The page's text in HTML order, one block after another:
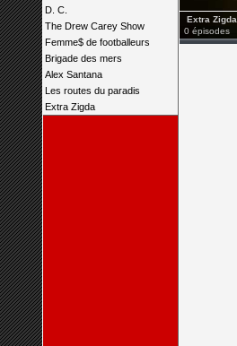
D. C.
The Drew Carey Show
Femme$ de footballeurs
Brigade des mers
Alex Santana
Les routes du paradis
Extra Zigda
Extra Zigda
0 épisodes